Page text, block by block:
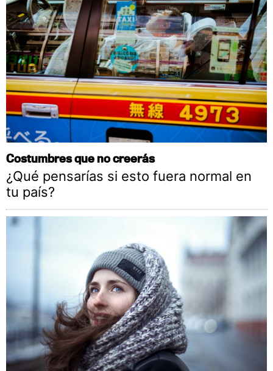
Costumbres que no creerás
¿Qué pensarías si esto fuera normal en
tu país?